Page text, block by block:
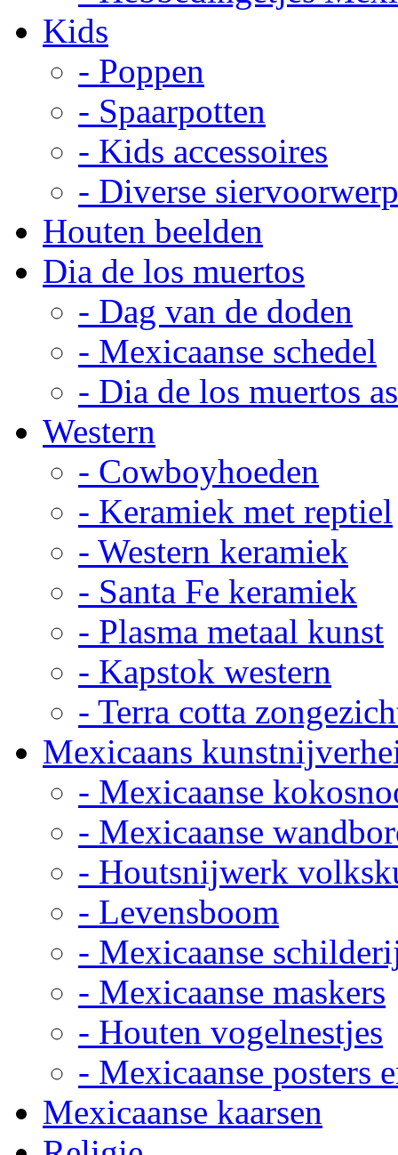
Kids
- Poppen
- Spaarpotten
- Kids accessoires
- Diverse
Houten beelden
Dia de los muertos
- Dag van de doden
- Mexicaanse schedel
- Dia de los muertos
Western
- Cowboyhoeden
- Keramiek met reptiel
- Western keramiek
- Santa Fe keramiek
- Plasma metaal kunst
- Kapstok western
- Terra cotta
Mexicaans
- Mexicaanse
- Mexicaanse
- Houtsnijwerk
- Levensboom
- Mexicaanse
- Mexicaanse maskers
- Houten vogelnestjes
- Mexicaanse posters
Mexicaanse kaarsen